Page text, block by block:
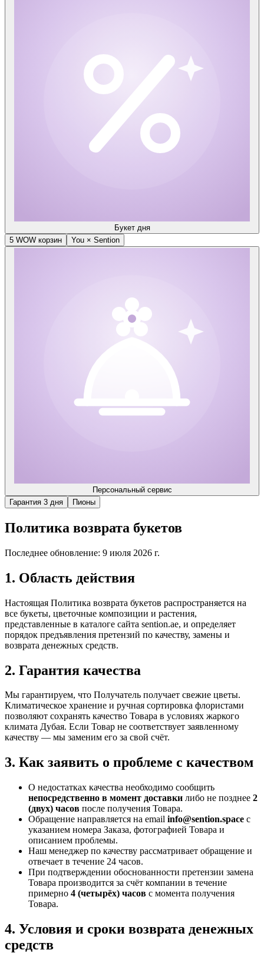
Букет дня
5 WOW корзин
You × Sention
Персональный сервис
Гарантия 3 дня
Пионы
Политика возврата букетов
Последнее обновление: 9 июля 2026 г.
1. Область действия
Настоящая Политика возврата букетов распространяется на
все букеты, цветочные композиции и растения,
представленные в каталоге сайта sention.ae, и определяет
порядок предъявления претензий по качеству, замены и
возврата денежных средств.
2. Гарантия качества
Мы гарантируем, что Получатель получает свежие цветы.
Климатическое хранение и ручная сортировка флористами
позволяют сохранять качество Товара в условиях жаркого
климата Дубая. Если Товар не соответствует заявленному
качеству — мы заменим его за свой счёт.
3. Как заявить о проблеме с качеством
О недостатках качества необходимо сообщить
непосредственно в момент доставки либо не позднее 2
(двух) часов после получения Товара.
Обращение направляется на email info@sention.space с
указанием номера Заказа, фотографией Товара и
описанием проблемы.
Наш менеджер по качеству рассматривает обращение и
отвечает в течение 24 часов.
При подтверждении обоснованности претензии замена
Товара производится за счёт компании в течение
примерно 4 (четырёх) часов с момента получения
Товара.
4. Условия и сроки возврата денежных
средств